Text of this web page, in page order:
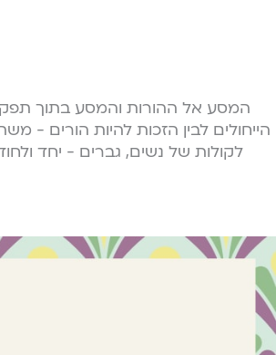
המסע אל ההורות והמסע בתוך
הייחולים לבין הזכות להיות הורים -
לקולות של נשים, גברים - יחד